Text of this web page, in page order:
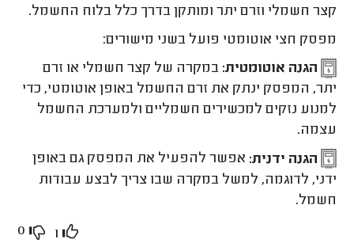
קצר חשמלי וזרם יתר ומותקן בדרך כלל בלוח החשמל.
מפסק חצי אוטומטי פועל בשני מישורים:
הגנה אוטומטית: במקרה של קצר חשמלי או זרם
יתר, המפסק ינתק את זרם החשמל באופן אוטומטי, כדי
למנוע נזקים למכשירים חשמליים ולמערכת החשמל
עצמה.
הגנה ידנית: אפשר להפעיל את המפסק גם באופן
ידני, לדוגמה, למשל במקרה שבו צריך לבצע עבודות
חשמל.
1
0